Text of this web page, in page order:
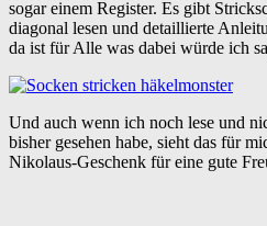
sogar einem Register. Es gibt
diagonal lesen und detaillierte
da ist für Alle was dabei würde ich
Und auch wenn ich noch lese und
bisher gesehen habe, sieht das für
Nikolaus-Geschenk für eine gute